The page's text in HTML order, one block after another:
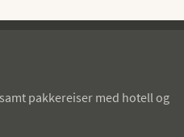
pakkereiser med hotell og